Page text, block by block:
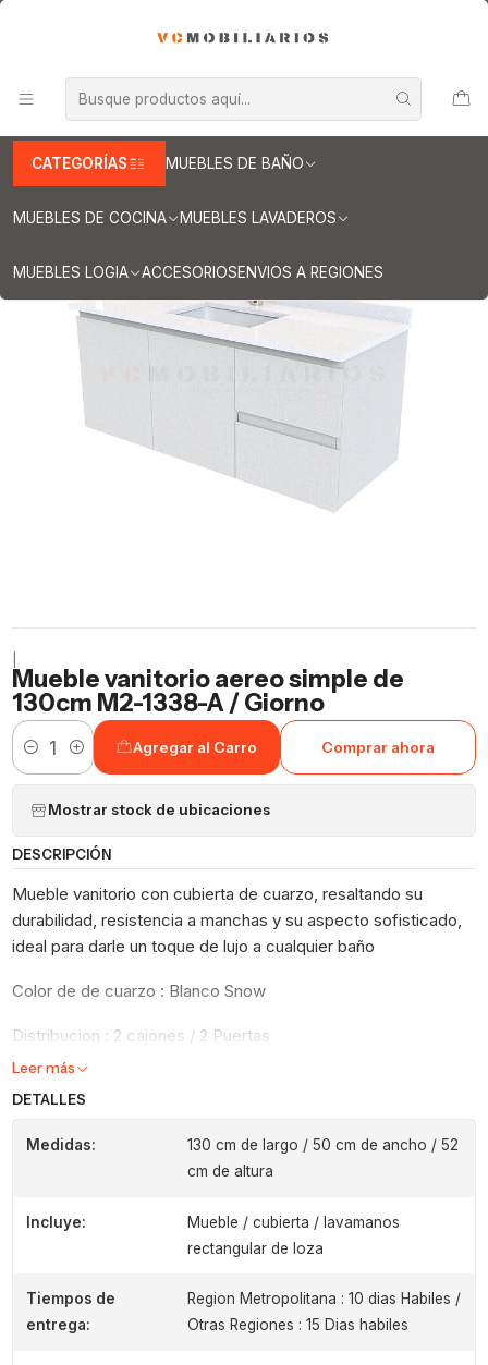
CATEGORÍAS MUEBLES DE BAÑO
MUEBLES DE COCINA MUEBLES LAVADEROS
MUEBLES LOGIA ACCESORIOSENVIOS A REGIONES
Muebles vanitorio aereo - simple
Mueble vanitorios aereo - simple de cuarzo
Muebles vanitorios aereo simple cuarzo / 130 cm
Mueble vanitorio aereo simple de 130cm M2-1338-A / Giorno
Mueble vanitorio aereo simple de
130cm M2-1338-A / Giorno
Cantidad
Agregar al Carro Comprar ahora
Mostrar stock de ubicaciones
DESCRIPCIÓN
Mueble vanitorio con cubierta de cuarzo, resaltando su
durabilidad, resistencia a manchas y su aspecto sofisticado,
ideal para darle un toque de lujo a cualquier baño
Color de de cuarzo : Blanco Snow
Distribucion : 2 cajones / 2 Puertas
Leer más
DETALLES
Medidas:
130 cm de largo / 50 cm de ancho / 52
cm de altura
Incluye:
Mueble / cubierta / lavamanos
rectangular de loza
Tiempos de
entrega:
Region Metropolitana : 10 dias Habiles /
Otras Regiones : 15 Dias habiles